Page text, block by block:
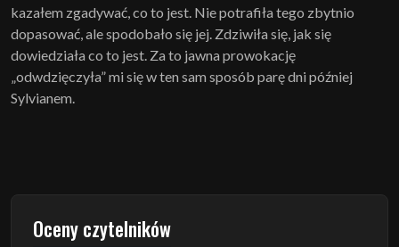
kazałem zgadywać, co to jest. Nie potrafiła tego zbytnio
dopasować, ale spodobało się jej. Zdziwiła się, jak się
dowiedziała co to jest. Za to jawna prowokację
„odwdzięczyła” mi się w ten sam sposób parę dni później
Sylvianem.
Oceny czytelników